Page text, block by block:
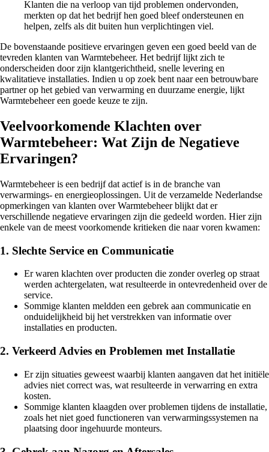
Klanten die na verloop van tijd problemen ondervonden,
merkten op dat het bedrijf hen goed bleef ondersteunen en
helpen, zelfs als dit buiten hun verplichtingen viel.
De bovenstaande positieve ervaringen geven een goed beeld van de
tevreden klanten van Warmtebeheer. Het bedrijf lijkt zich te
onderscheiden door zijn klantgerichtheid, snelle levering en
kwalitatieve installaties. Indien u op zoek bent naar een betrouwbare
partner op het gebied van verwarming en duurzame energie, lijkt
Warmtebeheer een goede keuze te zijn.
Veelvoorkomende Klachten over
Warmtebeheer: Wat Zijn de Negatieve
Ervaringen?
Warmtebeheer is een bedrijf dat actief is in de branche van
verwarmings- en energieoplossingen. Uit de verzamelde Nederlandse
opmerkingen van klanten over Warmtebeheer blijkt dat er
verschillende negatieve ervaringen zijn die gedeeld worden. Hier zijn
enkele van de meest voorkomende kritieken die naar voren kwamen:
1. Slechte Service en Communicatie
Er waren klachten over producten die zonder overleg op straat
werden achtergelaten, wat resulteerde in ontevredenheid over de
service.
Sommige klanten meldden een gebrek aan communicatie en
onduidelijkheid bij het verstrekken van informatie over
installaties en producten.
2. Verkeerd Advies en Problemen met Installatie
Er zijn situaties geweest waarbij klanten aangaven dat het initiële
advies niet correct was, wat resulteerde in verwarring en extra
kosten.
Sommige klanten klaagden over problemen tijdens de installatie,
zoals het niet goed functioneren van verwarmingssystemen na
plaatsing door ingehuurde monteurs.